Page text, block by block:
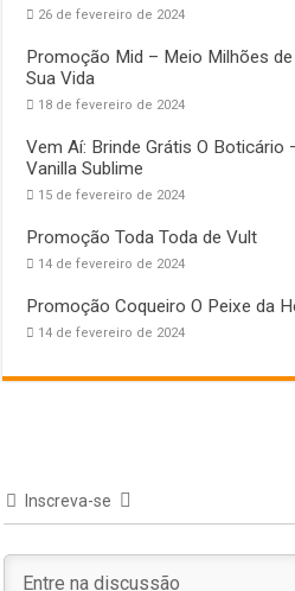
26 de fevereiro de 2024
Promoção Mid – Meio Milhões
Sua Vida
18 de fevereiro de 2024
Vem Aí: Brinde Grátis O Boticário
Vanilla Sublime
15 de fevereiro de 2024
Promoção Toda Toda de Vult
14 de fevereiro de 2024
Promoção Coqueiro O Peixe da
14 de fevereiro de 2024
Inscreva-se